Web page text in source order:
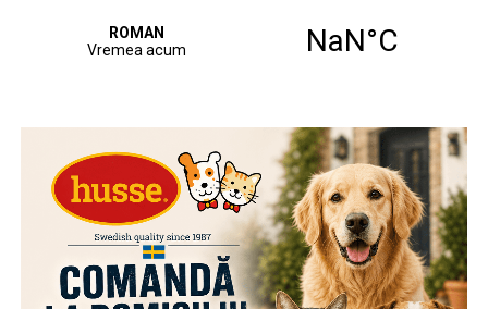
cunoașterii rădăcinilor și a simbolurilor naționale, amprente